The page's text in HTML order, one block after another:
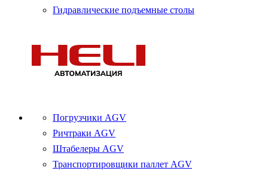
Гидравлические подъемные столы
Погрузчики AGV
Ричтраки AGV
Штабелеры AGV
Транспортировщики паллет AGV